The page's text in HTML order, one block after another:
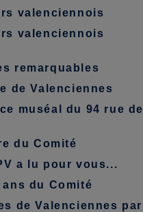
valenciennois
valenciennois
remarquables
de Valenciennes
muséal du 94 rue de
du Comité
a lu pour vous...
ans du Comité
de Valenciennes par